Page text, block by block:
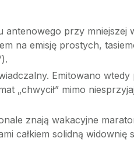
przy mniejszej
na emisję prostych,
Emitowano
„chwycił” mimo
znają wakacyjne
całkiem solidną widownię